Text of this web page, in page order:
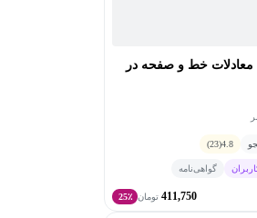
معادلات خط و صفحه در
4.8
(23)
گواهی‌نامه
411,750 تومان 25٪